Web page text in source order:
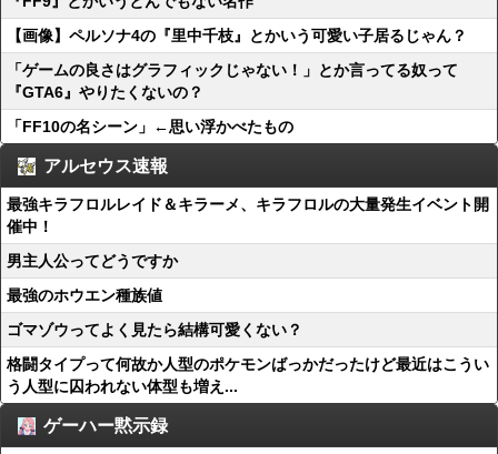
【画像】ペルソナ4の『里中千枝』とかいう可愛い子居るじゃん？
「ゲームの良さはグラフィックじゃない！」とか言ってる奴って
『GTA6』やりたくないの？
「FF10の名シーン」←思い浮かべたもの
アルセウス速報
最強キラフロルレイド＆キラーメ、キラフロルの大量発生イベント開
催中！
男主人公ってどうですか
最強のホウエン種族値
ゴマゾウってよく見たら結構可愛くない？
格闘タイプって何故か人型のポケモンばっかだったけど最近はこうい
う人型に囚われない体型も増え...
ゲーハー黙示録